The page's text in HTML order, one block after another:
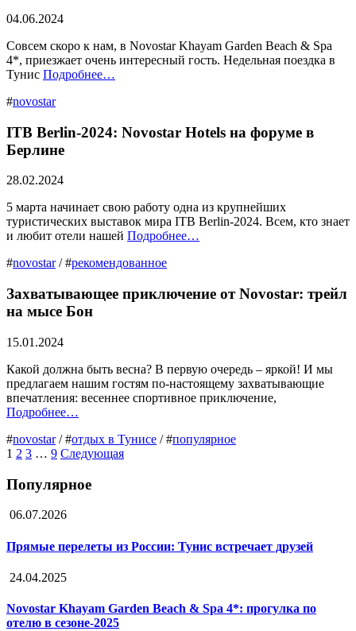
04.06.2024
Совсем скоро к нам, в Novostar Khayam Garden Beach & Spa
4*, приезжает очень интересный гость. Недельная поездка в
Тунис Подробнее…
#novostar
ITB Berlin-2024: Novostar Hotels на форуме в
Берлине
28.02.2024
5 марта начинает свою работу одна из крупнейших
туристических выставок мира ITB Berlin-2024. Всем, кто знает
и любит отели нашей Подробнее…
#novostar/ #рекомендованное
Захватывающее приключение от Novostar: трейл
на мысе Бон
15.01.2024
Какой должна быть весна? В первую очередь – яркой! И мы
предлагаем нашим гостям по-настоящему захватывающие
впечатления: весеннее спортивное приключение,
Подробнее…
#novostar/ #отдых в Тунисе / #популярное
1 2 3 … 9 Следующая
Популярное
06.07.2026
Прямые перелеты из России: Тунис встречает друзей
24.04.2025
Novostar Khayam Garden Beach & Spa 4*: прогулка по
отелю в сезоне-2025